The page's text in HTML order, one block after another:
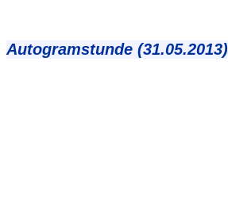
Autogramstunde (31.05.2013)